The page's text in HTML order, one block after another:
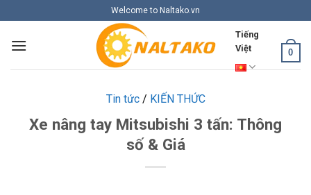
to
content
Welcome to Naltako.vn
Tiếng
Việt
0
Tin tức/ KIẾN THỨC
Xe nâng tay Mitsubishi 3 tấn: Thông
số & Giá